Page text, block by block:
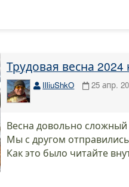
Трудовая весна 2024
IlliuShkO 25 апр.
Весна довольно
Мы с другом
Как это было читайте